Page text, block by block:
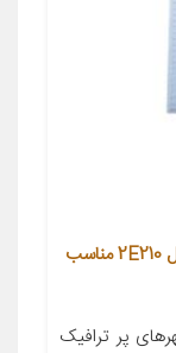
فیلتر کابین خودرو هیوندای جنیون پارتز مدل 2E210 مناسب
پر ترافیک